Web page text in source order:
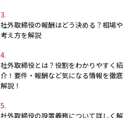
社外取締役の報酬はどう決める？相場や
考え方を解説
社外取締役とは？役割をわかりやすく紹
介！要件・報酬など気になる情報を徹底
解説！
社外取締役の設置義務について詳しく解